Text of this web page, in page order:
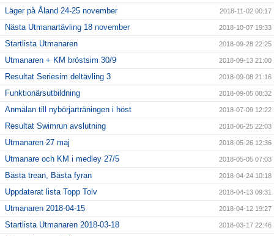
Läger på Åland 24-25 november 2018-11-02 00:17
Nästa Utmanartävling 18 november 2018-10-07 19:33
Startlista Utmanaren 2018-09-28 22:25
Utmanaren + KM bröstsim 30/9 2018-09-13 21:00
Resultat Seriesim deltävling 3 2018-09-08 21:16
Funktionärsutbildning 2018-09-05 08:32
Anmälan till nybörjarträningen i höst 2018-07-09 12:22
Resultat Swimrun avslutning 2018-06-25 22:03
Utmanaren 27 maj 2018-05-26 12:36
Utmanare och KM i medley 27/5 2018-05-05 07:03
Bästa trean, Bästa fyran 2018-04-24 10:18
Uppdaterat lista Topp Tolv 2018-04-13 09:31
Utmanaren 2018-04-15 2018-04-12 19:27
Startlista Utmanaren 2018-03-18 2018-03-17 22:46